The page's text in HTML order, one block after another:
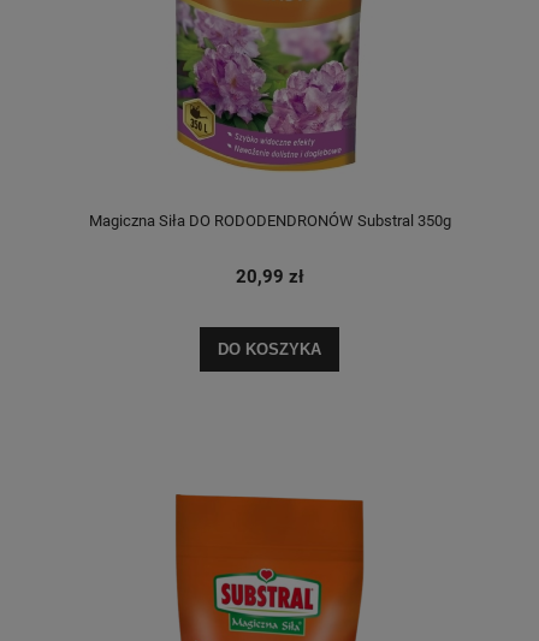
Magiczna Siła DO RODODENDRONÓW Substral 350g
20,99 zł
DO KOSZYKA